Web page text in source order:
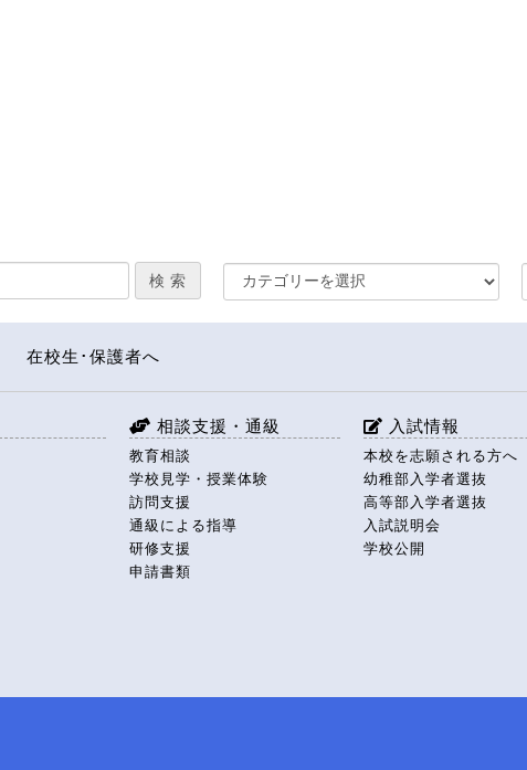
在校生･保護者へ
相談支援・通級
教育相談
学校見学・授業体験
訪問支援
通級による指導
研修支援
申請書類
入試情報
本校を志願される方へ
幼稚部入学者選抜
高等部入学者選抜
入試説明会
学校公開